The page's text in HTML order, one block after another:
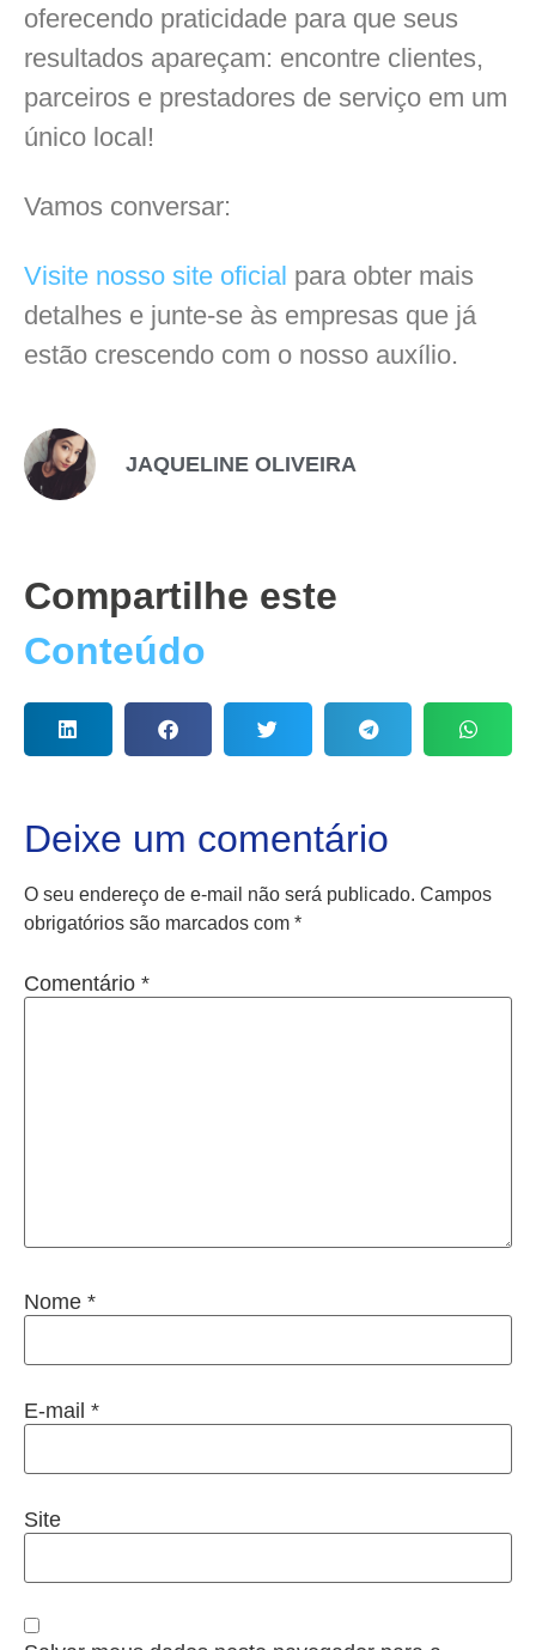
oferecendo praticidade para que seus
resultados apareçam: encontre clientes,
parceiros e prestadores de serviço em um
único local!
Vamos conversar:
Visite nosso site oficial para obter mais
detalhes e junte-se às empresas que já
estão crescendo com o nosso auxílio.
JAQUELINE OLIVEIRA
Compartilhe este
Conteúdo
Deixe um comentário
O seu endereço de e-mail não será publicado. Campos
obrigatórios são marcados com *
Comentário *
Nome *
E-mail *
Site